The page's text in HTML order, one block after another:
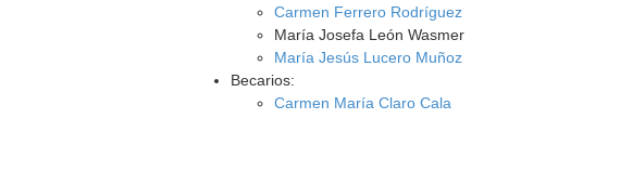
Carmen Ferrero Rodríguez
María Josefa León Wasmer
María Jesús Lucero Muñoz
Becarios:
Carmen María Claro Cala